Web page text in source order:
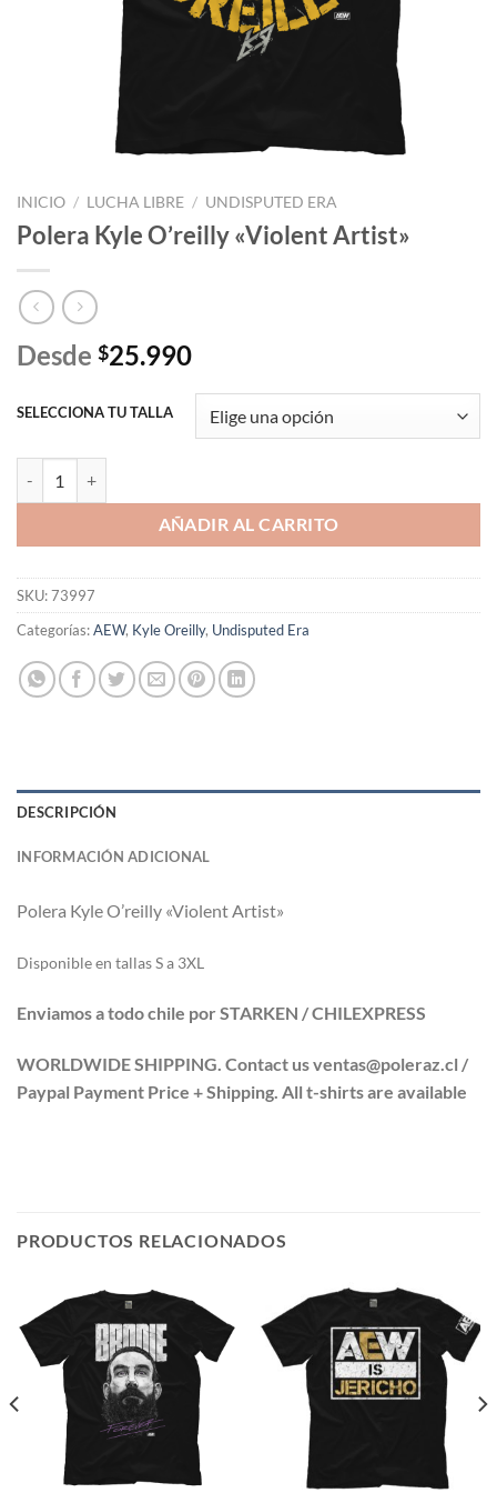
INICIO / LUCHA LIBRE / UNDISPUTED ERA
Polera Kyle O’reilly «Violent Artist»
Desde $25.990
SELECCIONA TU TALLA
AÑADIR AL CARRITO
SKU:73997
Categorías:AEW, Kyle Oreilly, Undisputed Era
DESCRIPCIÓN
INFORMACIÓN ADICIONAL
Polera Kyle O’reilly «Violent Artist»
Disponible en tallas S a 3XL
Enviamos a todo chile por STARKEN / CHILEXPRESS
WORLDWIDE SHIPPING. Contact us ventas@poleraz.cl /
Paypal Payment Price + Shipping. All t-shirts are available
PRODUCTOS RELACIONADOS